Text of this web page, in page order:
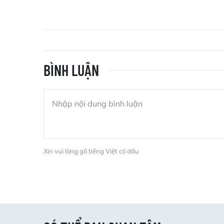
BÌNH LUẬN
Xin vui lòng gõ tiếng Việt có dấu